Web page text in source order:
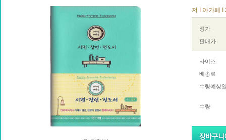
저 I 아가페
정가
판매가
사이즈
배송료
수령예상
수량